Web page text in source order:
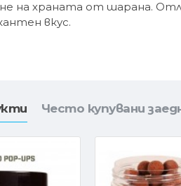
на храната от шарана.
вкус.
Често купувани